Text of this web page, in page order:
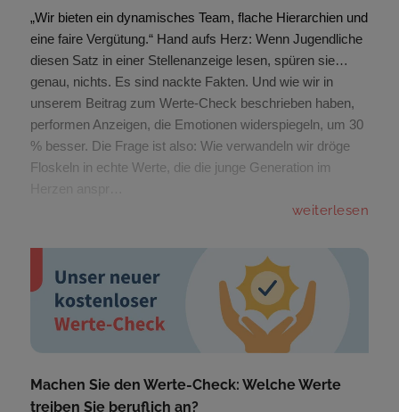
„Wir bieten ein dynamisches Team, flache Hierarchien und
eine faire Vergütung.“ Hand aufs Herz: Wenn Jugendliche
diesen Satz in einer Stellenanzeige lesen, spüren sie…
genau, nichts. Es sind nackte Fakten. Und wie wir in
unserem Beitrag zum Werte-Check beschrieben haben,
performen Anzeigen, die Emotionen widerspiegeln, um 30
% besser. Die Frage ist also: Wie verwandeln wir dröge
Floskeln in echte Werte, die die junge Generation im
weiterlesen
Machen Sie den Werte-Check: Welche Werte
treiben Sie beruflich an?